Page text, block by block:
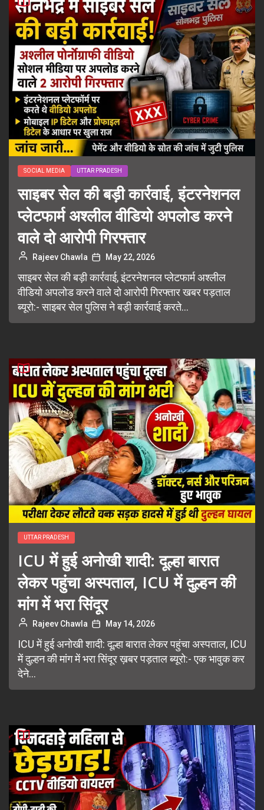
SOCIAL MEDIA UTTAR PRADESH
साइबर सेल की बड़ी कार्रवाई, इंटरनेशनल
प्लेटफार्म अश्लील वीडियो अपलोड करने
वाले दो आरोपी गिरफ्तार
Rajeev Chawla May 22, 2026
साइबर सेल की बड़ी कार्रवाई, इंटरनेशनल प्लेटफार्म अश्लील
वीडियो अपलोड करने वाले दो आरोपी गिरफ्तार खबर पड़ताल
ब्यूरो:- साइबर सेल पुलिस ने बड़ी कार्रवाई करते...
UTTAR PRADESH
ICU में हुई अनोखी शादी: दूल्हा बारात
लेकर पहुंचा अस्पताल, ICU में दुल्हन की
मांग में भरा सिंदूर
Rajeev Chawla May 14, 2026
ICU में हुई अनोखी शादी: दूल्हा बारात लेकर पहुंचा अस्पताल, ICU
में दुल्हन की मांग में भरा सिंदूर ख़बर पड़ताल ब्यूरो:- एक भावुक कर
देने...